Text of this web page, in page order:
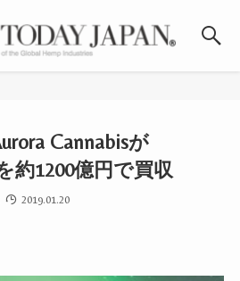
Cannabisが
約1200億円で買収
2019.01.20